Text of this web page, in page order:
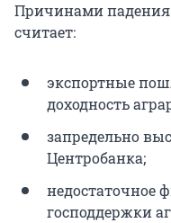
Причинами
считает:
экспортные
доходность
запредельно
Центробанка;
недостаточное
господдержки